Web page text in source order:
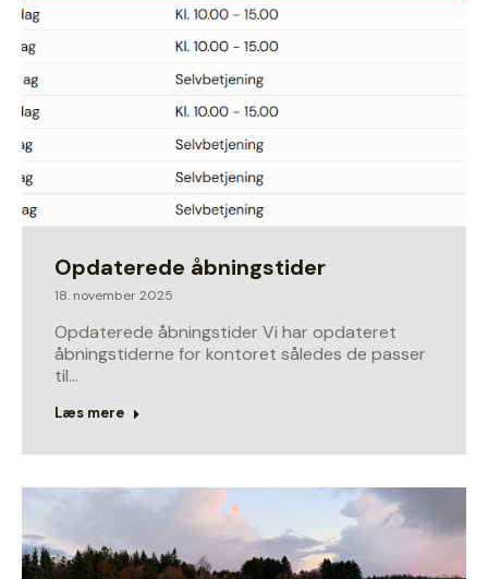
Opdaterede åbningstider
18. november 2025
Opdaterede åbningstider Vi har opdateret
åbningstiderne for kontoret således de passer
til…
Læs mere